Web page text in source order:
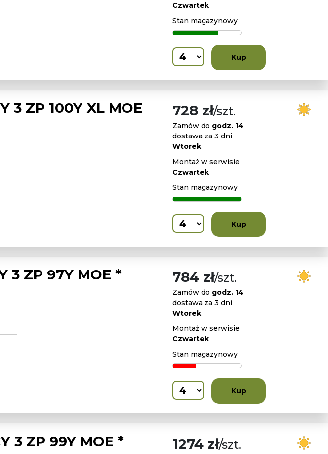
Czwartek
Stan magazynowy
Kup
3 ZP 100Y XL MOE
728 zł/szt.
Zamów do godz. 14
dostawa za 3 dni
Wtorek
Montaż w serwisie
Czwartek
Stan magazynowy
Kup
3 ZP 97Y MOE * 784 zł/szt.
Zamów do godz. 14
dostawa za 3 dni
Wtorek
Montaż w serwisie
Czwartek
Stan magazynowy
Kup
3 ZP 99Y MOE * 1274 zł/szt.